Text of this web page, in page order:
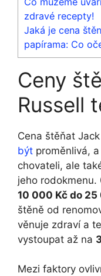
zdravé recepty!
Jaká je cena
papírama: Co
Ceny
Russell
Cena štěňat
být proměnlivá,
chovateli, ale
jeho rodokmenu.
10 000 Kč do 25
štěně od
věnuje zdraví a
vystoupat až na
Mezi faktory